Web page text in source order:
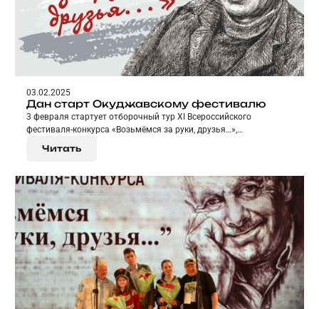
03.02.2025
Дан старт Окуджавскому фестивалю
3 февраля стартует отборочный тур XI Всероссийского
фестиваля-конкурса «Возьмёмся за руки, друзья…»,
Читать